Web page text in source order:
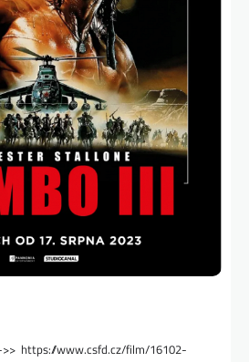
->> https://www.csfd.cz/film/16102-